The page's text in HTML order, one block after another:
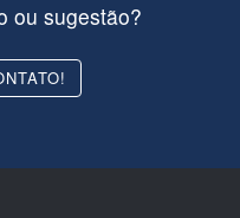
ou sugestão?